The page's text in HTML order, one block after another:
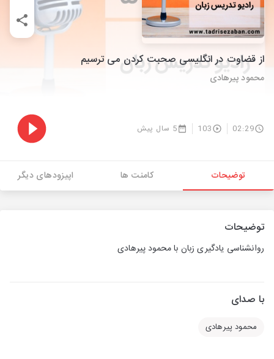
از قضاوت در انگلیسی صحبت کردن می ترسیم
محمود پیرهادی
02:29
103 5 سال پیش
توضیحات کامنت ها اپیزودهای دیگر
توضیحات
روانشناسی یادگیری زبان با محمود پیرهادی
با صدای
محمود پیرهادی